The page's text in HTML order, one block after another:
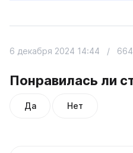
Понравилась ли
Да Нет
6 декабря 2024 14:44 /